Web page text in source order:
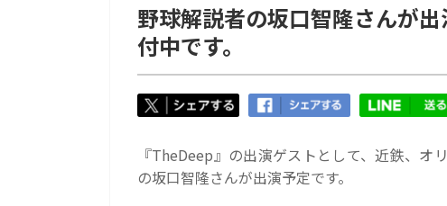
野球解説者の坂口智隆さんが
付中です。
『TheDeep』の出演ゲストとして、近鉄、
の坂口智隆さんが出演予定です。